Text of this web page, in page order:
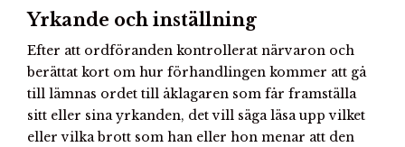
Yrkande och inställning
Efter att ordföranden kontrollerat närvaron och
berättat kort om hur förhandlingen kommer att gå
till lämnas ordet till åklagaren som får framställa
sitt eller sina yrkanden, det vill säga läsa upp vilket
eller vilka brott som han eller hon menar att den